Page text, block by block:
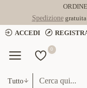
Spedizionegratuita
ACCEDI
0
Tutto